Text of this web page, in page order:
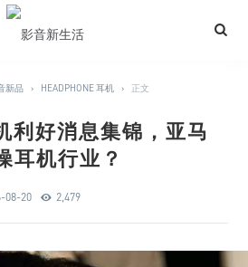
新品 › HEADPHONE 耳机 › 正文
利好消息集锦，亚马
耳机行业？
08-20 2,479